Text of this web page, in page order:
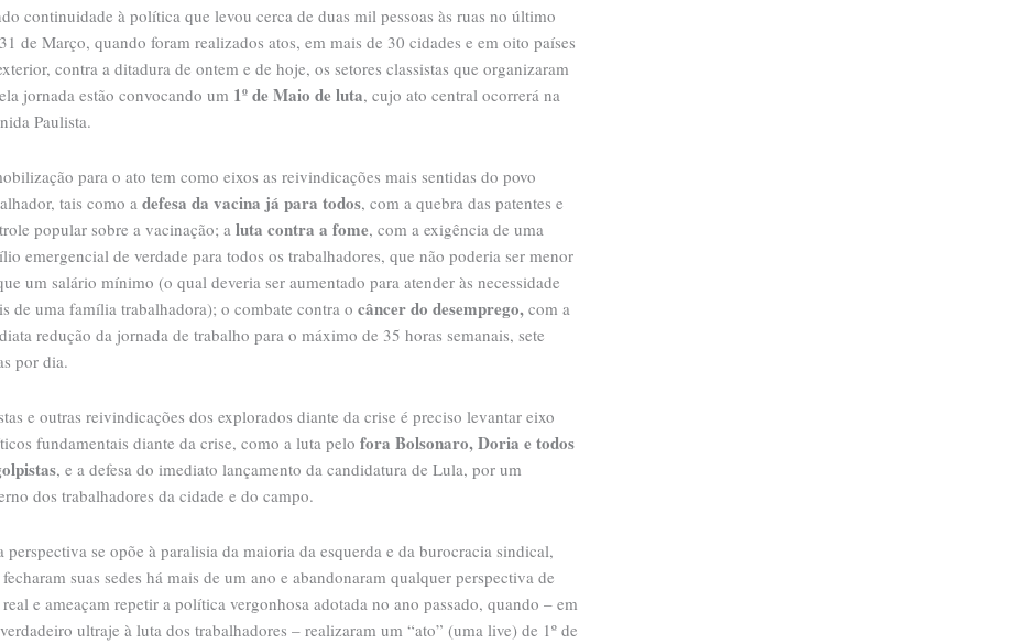
continuidade à política que levou cerca de duas mil pessoas às ruas no último
de Março, quando foram realizados atos, em mais de 30 cidades e em oito países
contra a ditadura de ontem e de hoje, os setores classistas que organizaram
jornada estão convocando um 1º de Maio de luta, cujo ato central ocorrerá na
Paulista.
para o ato tem como eixos as reivindicações mais sentidas do povo
tais como a defesa da vacina já para todos, com a quebra das patentes e
popular sobre a vacinação; a luta contra a fome, com a exigência de uma
emergencial de verdade para todos os trabalhadores, que não poderia ser menor
um salário mínimo (o qual deveria ser aumentado para atender às necessidade
de uma família trabalhadora); o combate contra o câncer do desemprego, com a
redução da jornada de trabalho para o máximo de 35 horas semanais, sete
por dia.
e outras reivindicações dos explorados diante da crise é preciso levantar eixo
fundamentais diante da crise, como a luta pelo fora Bolsonaro, Doria e todos
, e a defesa do imediato lançamento da candidatura de Lula, por um
dos trabalhadores da cidade e do campo.
perspectiva se opõe à paralisia da maioria da esquerda e da burocracia sindical,
suas sedes há mais de um ano e abandonaram qualquer perspectiva de
e ameaçam repetir a política vergonhosa adotada no ano passado, quando – em
ultraje à luta dos trabalhadores – realizaram um “ato” (uma live) de 1º de